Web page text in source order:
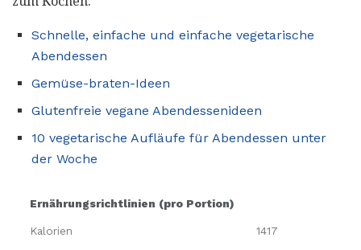
Schnelle, einfache und einfache vegetarische
Abendessen
Gemüse-braten-Ideen
Glutenfreie vegane Abendessenideen
10 vegetarische Aufläufe für Abendessen unter
der Woche
Ernährungsrichtlinien (pro Portion)
Kalorien 1417